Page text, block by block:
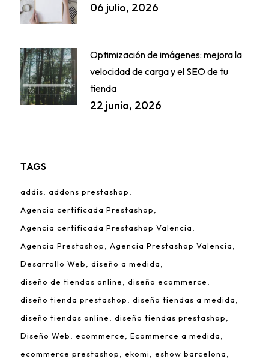
06 julio, 2026
Optimización de imágenes: mejora la
velocidad de carga y el SEO de tu
tienda
22 junio, 2026
TAGS
addis
addons prestashop
Agencia certificada Prestashop
Agencia certificada Prestashop Valencia
Agencia Prestashop
Agencia Prestashop Valencia
Desarrollo Web
diseño a medida
diseño de tiendas online
diseño ecommerce
diseño tienda prestashop
diseño tiendas a medida
diseño tiendas online
diseño tiendas prestashop
Diseño Web
ecommerce
Ecommerce a medida
ecommerce prestashop
ekomi
eshow barcelona